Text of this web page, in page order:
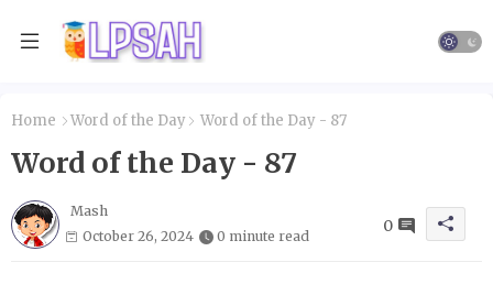
Home Word of the Day Word of the Day - 87
Word of the Day - 87
Mash
October 26, 2024
0 minute read
0